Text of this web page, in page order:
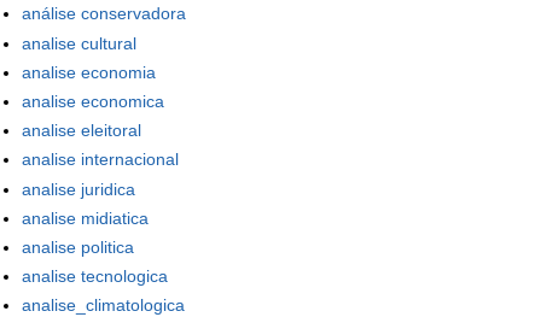
análise conservadora
analise cultural
analise economia
analise economica
analise eleitoral
analise internacional
analise juridica
analise midiatica
analise politica
analise tecnologica
analise_climatologica